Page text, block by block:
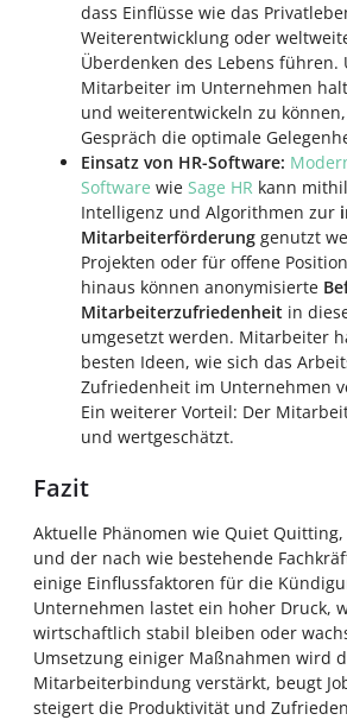
dass Einflüsse wie das
Weiterentwicklung oder
Überdenken des Lebens führen.
Mitarbeiter im Unternehmen
und weiterentwickeln zu
Gespräch die optimale
Einsatz von HR-Software:
Software wie Sage HR kann
Intelligenz und Algorithmen zur
Mitarbeiterförderung genutzt
Projekten oder für offene
hinaus können anonymisierte
Mitarbeiterzufriedenheit in
umgesetzt werden. Mitarbeiter
besten Ideen, wie sich das
Zufriedenheit im Unternehmen
Ein weiterer Vorteil: Der
und wertgeschätzt.
Fazit
Aktuelle Phänomen wie Quiet Quitting,
und der nach wie bestehende
einige Einflussfaktoren für die
Unternehmen lastet ein hoher Druck,
wirtschaftlich stabil bleiben oder
Umsetzung einiger Maßnahmen wird
Mitarbeiterbindung verstärkt, beugt
steigert die Produktivität und